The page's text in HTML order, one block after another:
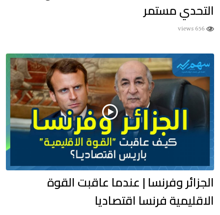
التحدي مستمر
656 views
الجزائر وفرنسا | عندما عاقبت القوة
الاقليمية فرنسا اقتصاديا